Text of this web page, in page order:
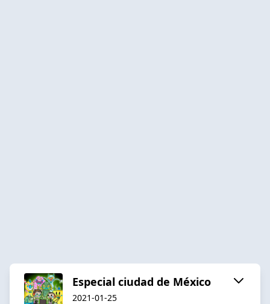
Especial ciudad de México
2021-01-25